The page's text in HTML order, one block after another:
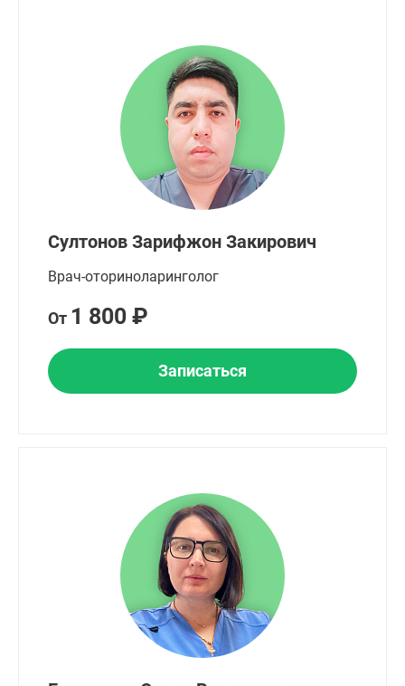
Султонов Зарифжон Закирович
Врач-оториноларинголог
От 1 800 ₽
Записаться